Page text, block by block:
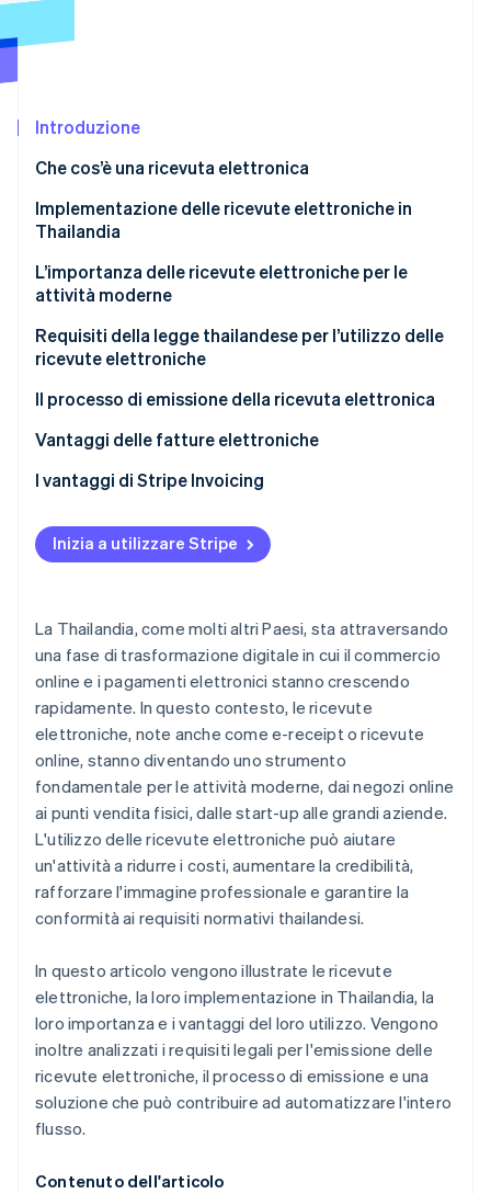
Radar
Costituzione di start-up
Rimozione del carbonio
Identity
Verifica online dell'identità
Stripe Sessions 2026
Guarda ora
Introduzione
Che cos’è una ricevuta elettronica
Implementazione delle ricevute elettroniche in
Thailandia
L’importanza delle ricevute elettroniche per le
attività moderne
Forniscono accuratezza e trasparenza
Contribuiscono a rafforzare la credibilità e a
migliorare l’immagine digitale di un’attività
Sostengono la crescita delle attività online
Offrono vantaggi in ambito contabile e fiscale
Requisiti della legge thailandese per l’utilizzo delle
ricevute elettroniche
Il processo di emissione della ricevuta elettronica
Registrati presso il Dipartimento delle entrate
Scegli un fornitore di servizi di ricevute elettroniche
Collega i sistemi della tua attività al sistema del
fornitore di servizi per le ricevute elettroniche
Consegna la ricevuta elettronica al cliente
Conserva il documento online
Vantaggi delle fatture elettroniche
Riducono i costi e aumentano l’efficienza
L’automazione consente di risparmiare tempo
È semplice archiviare, cercare e analizzare i dati
con altri sistemi dell’attività
Le ricevute elettroniche rispondono alle esigenze
dei clienti dell’era digitale
I vantaggi di Stripe Invoicing
Inizia a utilizzare Stripe
La Thailandia, come molti altri Paesi, sta attraversando
una fase di trasformazione digitale in cui il commercio
online e i pagamenti elettronici stanno crescendo
rapidamente. In questo contesto, le ricevute
elettroniche, note anche come e-receipt o ricevute
online, stanno diventando uno strumento
fondamentale per le attività moderne, dai negozi online
ai punti vendita fisici, dalle start-up alle grandi aziende.
L'utilizzo delle ricevute elettroniche può aiutare
un'attività a ridurre i costi, aumentare la credibilità,
rafforzare l'immagine professionale e garantire la
conformità ai requisiti normativi thailandesi.
In questo articolo vengono illustrate le ricevute
elettroniche, la loro implementazione in Thailandia, la
loro importanza e i vantaggi del loro utilizzo. Vengono
inoltre analizzati i requisiti legali per l'emissione delle
ricevute elettroniche, il processo di emissione e una
soluzione che può contribuire ad automatizzare l'intero
flusso.
Contenuto dell'articolo